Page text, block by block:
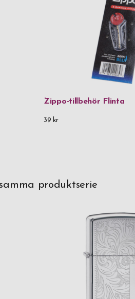
Zippo-tillbehör Flinta
39 kr
produktserie